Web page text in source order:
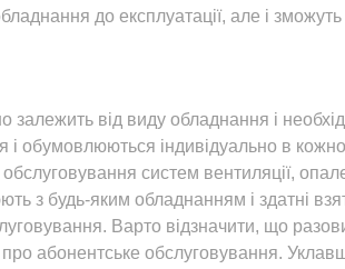
до експлуатації, але і
залежить від виду обладнання і
обумовлюються індивідуально в
систем вентиляції,
з будь-яким обладнанням і здатні
Варто відзначити, що
абонентське обслуговування.